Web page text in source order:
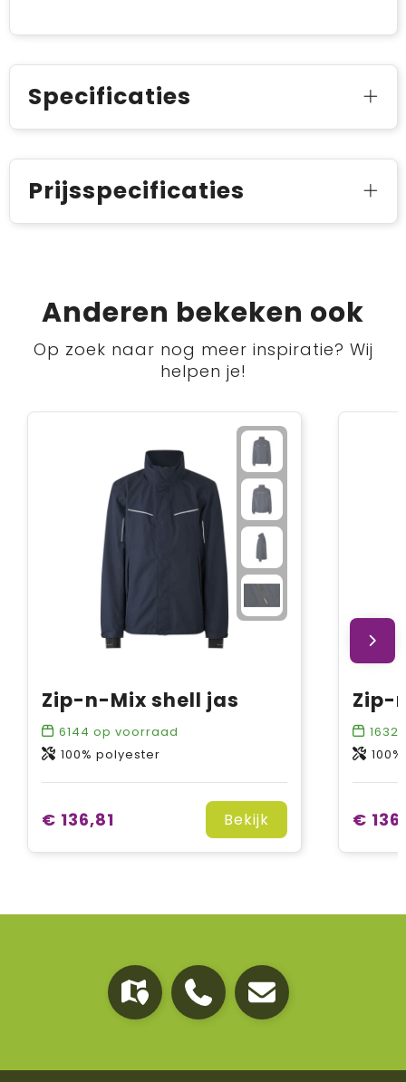
Specificaties
Prijsspecificaties
Anderen bekeken ook
Op zoek naar nog meer inspiratie? Wij
helpen je!
Zip-n-Mix shell jas
6144 op voorraad
100% polyester
€ 136,81 Bekijk
1632
€